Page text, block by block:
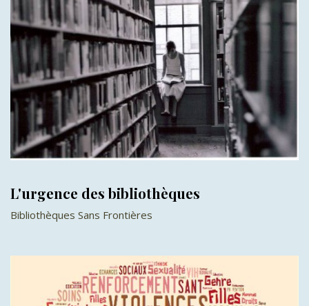
L'urgence des bibliothèques
Bibliothèques Sans Frontières